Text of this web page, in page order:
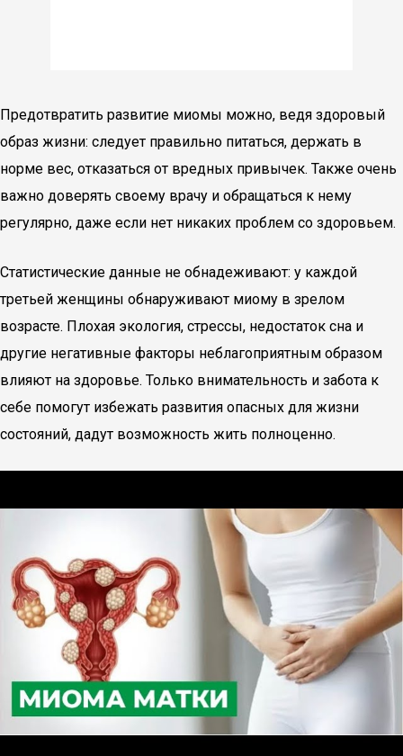
Предотвратить развитие миомы можно, ведя здоровый
образ жизни: следует правильно питаться, держать в
норме вес, отказаться от вредных привычек. Также очень
важно доверять своему врачу и обращаться к нему
регулярно, даже если нет никаких проблем со здоровьем.
Статистические данные не обнадеживают: у каждой
третьей женщины обнаруживают миому в зрелом
возрасте. Плохая экология, стрессы, недостаток сна и
другие негативные факторы неблагоприятным образом
влияют на здоровье. Только внимательность и забота к
себе помогут избежать развития опасных для жизни
состояний, дадут возможность жить полноценно.